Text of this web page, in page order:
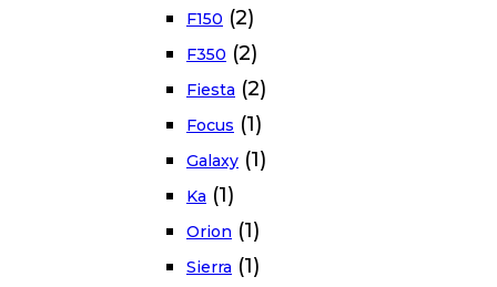
F150 (2)
F350 (2)
Fiesta (2)
Focus (1)
Galaxy (1)
Ka (1)
Orion (1)
Sierra (1)